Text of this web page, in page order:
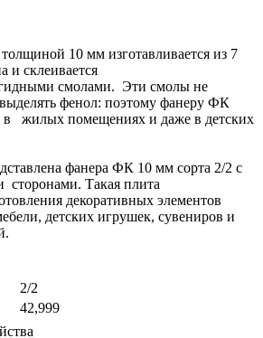
10 мм изготавливается из 7
и склеивается
смолами. Эти смолы не
фенол: поэтому фанеру ФК
жилых помещениях и даже в детских
фанера ФК 10 мм сорта 2/2 с
Такая плита
декоративных элементов
детских игрушек, сувениров и
2/2
42,999